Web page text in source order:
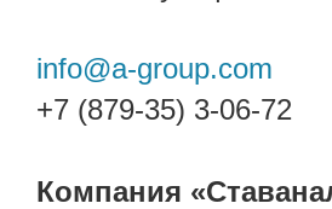
info@a-group.com
+7 (879-35) 3-06-72
Компания